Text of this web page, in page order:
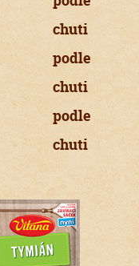
chuti
podle
chuti
podle
chuti